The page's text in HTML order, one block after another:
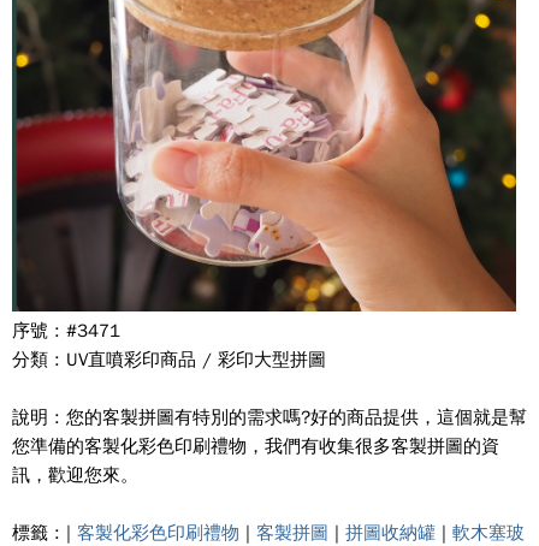
序號 : #3471
分類 : UV直噴彩印商品 / 彩印大型拼圖
說明 : 您的客製拼圖有特別的需求嗎?好的商品提供，這個就是幫
您準備的客製化彩色印刷禮物，我們有收集很多客製拼圖的資
訊，歡迎您來。
標籤 : | 客製化彩色印刷禮物 | 客製拼圖 | 拼圖收納罐 | 軟木塞玻